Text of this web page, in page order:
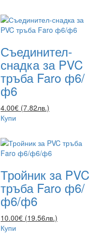
Съединител-
снадка за PVC
тръба Faro ф6/
ф6
4.00€ (7.82лв.)
Купи
Тройник за PVC
тръба Faro ф6/
ф6/ф6
10.00€ (19.56лв.)
Купи